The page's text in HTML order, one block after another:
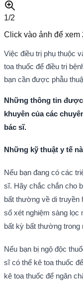
1/2
Click vào ảnh để xem
Việc điều trị phụ thuộc
toa thuốc để điều trị
bạn cần được phẫu
Những thông tin
khuyên của các
bác sĩ.
Những kỹ thuật y tế
Nếu bạn đang có các
sĩ. Hãy chắc chắn cho
bất thường về di truyền
số xét nghiệm sàng lọc
bất kỳ bất thường trong
Nếu bạn bị ngộ độc
sĩ có thể kê toa thuốc
kê toa thuốc để ngăn